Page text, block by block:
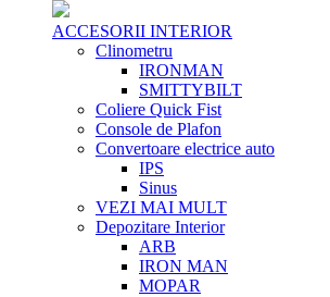
ACCESORII INTERIOR
Clinometru
IRONMAN
SMITTYBILT
Coliere Quick Fist
Console de Plafon
Convertoare electrice auto
IPS
Sinus
VEZI MAI MULT
Depozitare Interior
ARB
IRON MAN
MOPAR